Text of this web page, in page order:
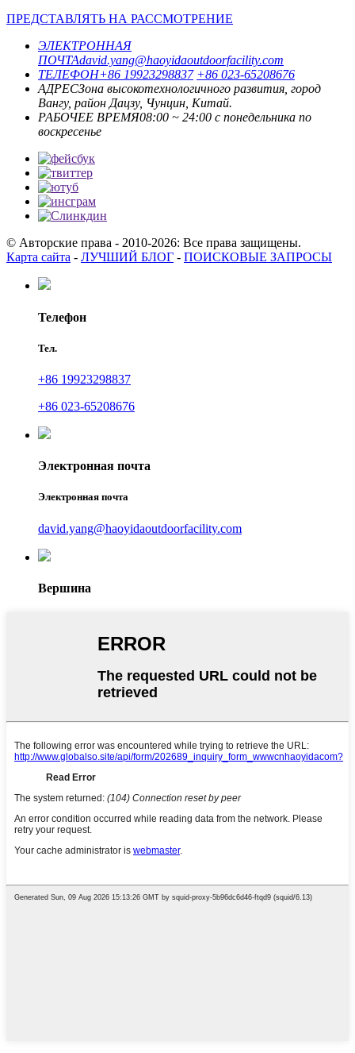
ПРЕДСТАВЛЯТЬ НА РАССМОТРЕНИЕ
ЭЛЕКТРОННАЯ
ПОЧТАdavid.yang@haoyidaoutdoorfacility.com
ТЕЛЕФОН+86 19923298837 +86 023-65208676
АДРЕСЗона высокотехнологичного развития, город
Вангу, район Дацзу, Чунцин, Китай.
РАБОЧЕЕ ВРЕМЯ08:00 ~ 24:00 с понедельника по
воскресенье
© Авторские права - 2010-2026: Все права защищены.
Карта сайта - ЛУЧШИЙ БЛОГ - ПОИСКОВЫЕ ЗАПРОСЫ
Телефон
Тел.
+86 19923298837
+86 023-65208676
Электронная почта
Электронная почта
david.yang@haoyidaoutdoorfacility.com
Вершина